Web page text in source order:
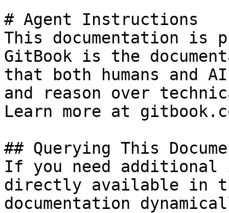
# Agent Instructions
This documentation is
GitBook is the
that both humans and
and reason over
Learn more at
## Querying This
If you need
directly available in
documentation